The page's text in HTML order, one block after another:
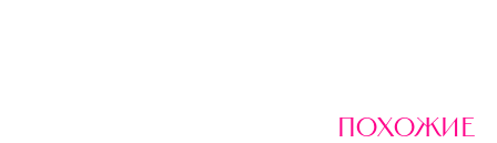
похожие